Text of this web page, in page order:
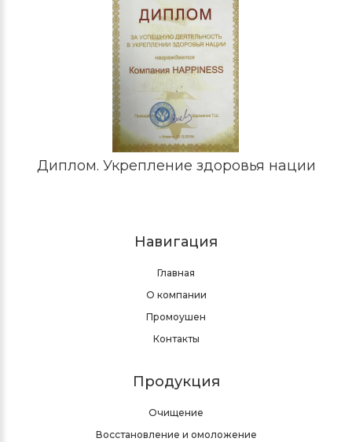
Диплом. Укрепление здоровья нации
Навигация
Главная
О компании
Промоушен
Контакты
Продукция
Очищение
Восстановление и омоложение